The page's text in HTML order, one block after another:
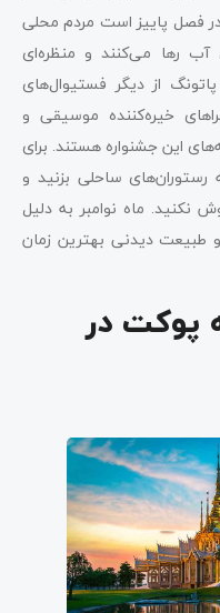
فصل پاییز است مردم محلی
آب رها می‌کنند و منظره‌ای
از دیگر فستیوال‌های
خیره‌کننده موسیقی و
این جشنواره هستند. برای
ساحلی بزنید و
نکنید. ماه نوامبر به دلیل
طبیعت دیدنی بهترین زمان
پوکت در